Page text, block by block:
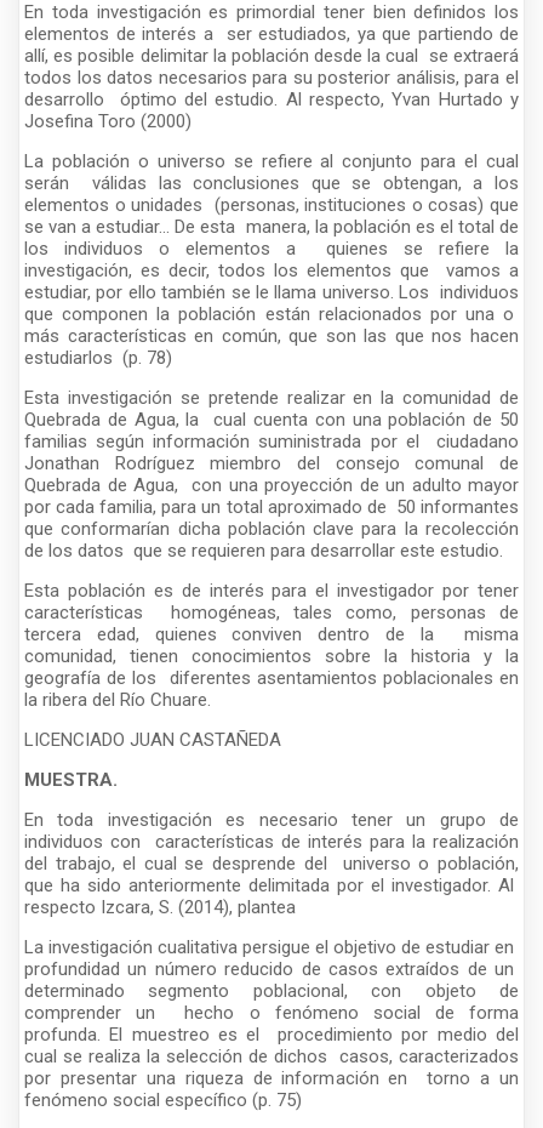
En toda investigación es primordial tener bien definidos los
elementos de interés a ser estudiados, ya que partiendo de
allí, es posible delimitar la población desde la cual se extraerá
todos los datos necesarios para su posterior análisis, para el
desarrollo óptimo del estudio. Al respecto, Yvan Hurtado y
Josefina Toro (2000)
La población o universo se refiere al conjunto para el cual
serán válidas las conclusiones que se obtengan, a los
elementos o unidades (personas, instituciones o cosas) que
se van a estudiar... De esta manera, la población es el total de
los individuos o elementos a quienes se refiere la
investigación, es decir, todos los elementos que vamos a
estudiar, por ello también se le llama universo. Los individuos
que componen la población están relacionados por una o
más características en común, que son las que nos hacen
estudiarlos (p. 78)
Esta investigación se pretende realizar en la comunidad de
Quebrada de Agua, la cual cuenta con una población de 50
familias según información suministrada por el ciudadano
Jonathan Rodríguez miembro del consejo comunal de
Quebrada de Agua, con una proyección de un adulto mayor
por cada familia, para un total aproximado de 50 informantes
que conformarían dicha población clave para la recolección
de los datos que se requieren para desarrollar este estudio.
Esta población es de interés para el investigador por tener
características homogéneas, tales como, personas de
tercera edad, quienes conviven dentro de la misma
comunidad, tienen conocimientos sobre la historia y la
geografía de los diferentes asentamientos poblacionales en
la ribera del Río Chuare.
LICENCIADO JUAN CASTAÑEDA
MUESTRA.
En toda investigación es necesario tener un grupo de
individuos con características de interés para la realización
del trabajo, el cual se desprende del universo o población,
que ha sido anteriormente delimitada por el investigador. Al
respecto Izcara, S. (2014), plantea
La investigación cualitativa persigue el objetivo de estudiar en
profundidad un número reducido de casos extraídos de un
determinado segmento poblacional, con objeto de
comprender un hecho o fenómeno social de forma
profunda. El muestreo es el procedimiento por medio del
cual se realiza la selección de dichos casos, caracterizados
por presentar una riqueza de información en torno a un
fenómeno social específico (p. 75)